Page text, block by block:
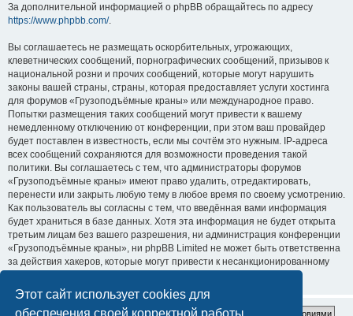
Этот сайт использует cookies для
обеспечения своей корректной работы.
За дополнительной информацией о phpBB обращайтесь по адресу
https://www.phpbb.com/.
Вы соглашаетесь не размещать оскорбительных, угрожающих,
клеветнических сообщений, порнографических сообщений, призывов к
национальной розни и прочих сообщений, которые могут нарушить
законы вашей страны, страны, которая предоставляет услуги хостинга
для форумов «Грузоподъёмные краны» или международное право.
Попытки размещения таких сообщений могут привести к вашему
немедленному отключению от конференции, при этом ваш провайдер
будет поставлен в известность, если мы сочтём это нужным. IP-адреса
всех сообщений сохраняются для возможности проведения такой
политики. Вы соглашаетесь с тем, что администраторы форумов
«Грузоподъёмные краны» имеют право удалить, отредактировать,
перенести или закрыть любую тему в любое время по своему усмотрению.
Как пользователь вы согласны с тем, что введённая вами информация
будет храниться в базе данных. Хотя эта информация не будет открыта
третьим лицам без вашего разрешения, ни администрация конференции
«Грузоподъёмные краны», ни phpBB Limited не может быть ответственна
за действия хакеров, которые могут привести к несанкционированному